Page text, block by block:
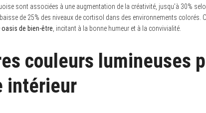
sont associées à une augmentation de la créativité, jusqu’à 30%
de 25% des niveaux de cortisol dans des environnements colorés.
oasis de bien-être , incitant à la bonne humeur et à la convivialité.
couleurs lumineuses
intérieur